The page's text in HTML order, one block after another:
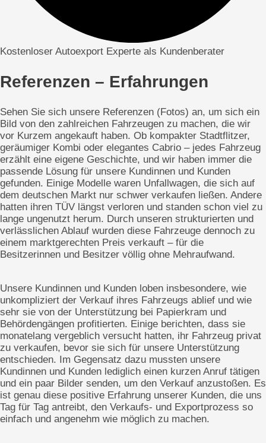
Kostenloser Autoexport Experte als Kundenberater
Referenzen – Erfahrungen
Sehen Sie sich unsere Referenzen (Fotos) an, um sich ein
Bild von den zahlreichen Fahrzeugen zu machen, die wir
vor Kurzem angekauft haben. Ob kompakter Stadtflitzer,
geräumiger Kombi oder elegantes Cabrio – jedes Fahrzeug
erzählt eine eigene Geschichte, und wir haben immer die
passende Lösung für unsere Kundinnen und Kunden
gefunden. Einige Modelle waren Unfallwagen, die sich auf
dem deutschen Markt nur schwer verkaufen ließen. Andere
hatten ihren TÜV längst verloren und standen schon viel zu
lange ungenutzt herum. Durch unseren strukturierten und
verlässlichen Ablauf wurden diese Fahrzeuge dennoch zu
einem marktgerechten Preis verkauft – für die
Besitzerinnen und Besitzer völlig ohne Mehraufwand.
Unsere Kundinnen und Kunden loben insbesondere, wie
unkompliziert der Verkauf ihres Fahrzeugs ablief und wie
sehr sie von der Unterstützung bei Papierkram und
Behördengängen profitierten. Einige berichten, dass sie
monatelang vergeblich versucht hatten, ihr Fahrzeug privat
zu verkaufen, bevor sie sich für unsere Unterstützung
entschieden. Im Gegensatz dazu mussten unsere
Kundinnen und Kunden lediglich einen kurzen Anruf tätigen
und ein paar Bilder senden, um den Verkauf anzustoßen. Es
ist genau diese positive Erfahrung unserer Kunden, die uns
Tag für Tag antreibt, den Verkaufs- und Exportprozess so
einfach und angenehm wie möglich zu machen.